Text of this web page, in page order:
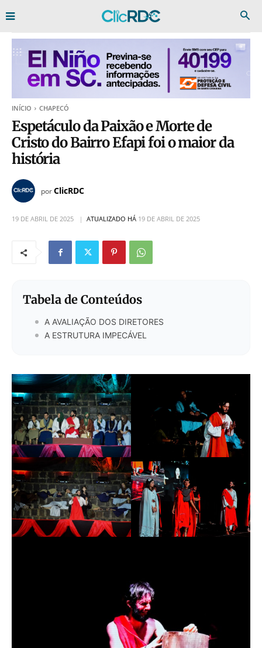
INÍCIO CHAPECÓ
Espetáculo da Paixão e Morte de
Cristo do Bairro Efapi foi o maior da
história
porClicRDC
19 DE ABRIL DE 2025 ATUALIZADO HÁ 19 DE ABRIL DE 2025
Tabela de Conteúdos
A AVALIAÇÃO DOS DIRETORES
A ESTRUTURA IMPECÁVEL